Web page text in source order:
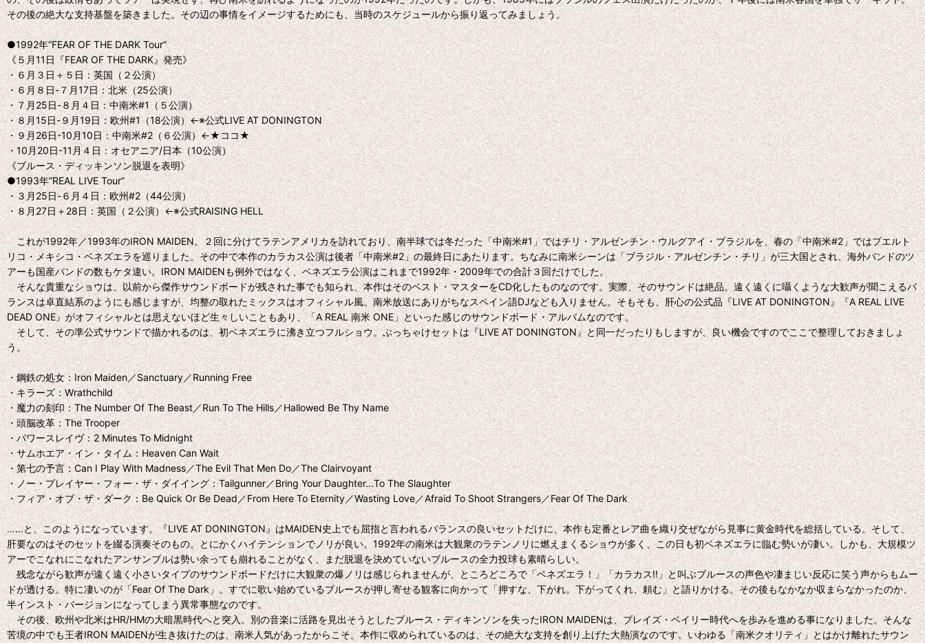
その後の絶大な支持基盤を築きました。その辺の事情をイメージするためにも、当時のスケジュールから振り返ってみましょう。
●1992年“FEAR OF THE DARK Tour”
《５月11日『FEAR OF THE DARK』発売》
・６月３日＋５日：英国（２公演）
・６月８日-７月17日：北米（25公演）
・７月25日-８月４日：中南米#1（５公演）
・８月15日-９月19日：欧州#1（18公演）←※公式LIVE AT DONINGTON
・９月26日-10月10日：中南米#2（６公演）←★ココ★
・10月20日-11月４日：オセアニア/日本（10公演）
《ブルース・ディッキンソン脱退を表明》
●1993年”REAL LIVE Tour”
・３月25日-６月４日：欧州#2（44公演）
・８月27日＋28日：英国（２公演）←※公式RAISING HELL
これが1992年／1993年のIRON MAIDEN。２回に分けてラテンアメリカを訪れており、南半球では冬だった「中南米#1」ではチリ・アルゼンチン・ウルグアイ・ブラジルを、春の「中南米#2」ではプエルト
リコ・メキシコ・ベネズエラを巡りました。その中で本作のカラカス公演は後者「中南米#2」の最終日にあたります。ちなみに南米シーンは「ブラジル・アルゼンチン・チリ」が三大国とされ、海外バンドのツ
アーも国産バンドの数もケタ違い。IRON MAIDENも例外ではなく、ベネズエラ公演はこれまで1992年・2009年での合計３回だけでした。
そんな貴重なショウは、以前から傑作サウンドボードが残された事でも知られ、本作はそのベスト・マスターをCD化したものなのです。実際、そのサウンドは絶品。遠く遠くに囁くような大歓声が聞こえるバ
ランスは卓直結系のようにも感じますが、均整の取れたミックスはオフィシャル風。南米放送にありがちなスペイン語DJなども入りません。そもそも、肝心の公式品『LIVE AT DONINGTON』『A REAL LIVE
DEAD ONE』がオフィシャルとは思えないほど生々しいこともあり、「A REAL 南米 ONE」といった感じのサウンドボード・アルバムなのです。
そして、その準公式サウンドで描かれるのは、初ベネズエラに沸き立つフルショウ。ぶっちゃけセットは『LIVE AT DONINGTON』と同一だったりもしますが、良い機会ですのでここで整理しておきましょ
う。
・鋼鉄の処女：Iron Maiden／Sanctuary／Running Free
・キラーズ：Wrathchild
・魔力の刻印：The Number Of The Beast／Run To The Hills／Hallowed Be Thy Name
・頭脳改革：The Trooper
・パワースレイヴ：2 Minutes To Midnight
・サムホエア・イン・タイム：Heaven Can Wait
・第七の予言：Can I Play With Madness／The Evil That Men Do／The Clairvoyant
・ノー・プレイヤー・フォー・ザ・ダイイング：Tailgunner／Bring Your Daughter...To The Slaughter
・フィア・オブ・ザ・ダーク：Be Quick Or Be Dead／From Here To Eternity／Wasting Love／Afraid To Shoot Strangers／Fear Of The Dark
……と、このようになっています。『LIVE AT DONINGTON』はMAIDEN史上でも屈指と言われるバランスの良いセットだけに、本作も定番とレア曲を織り交ぜながら見事に黄金時代を総括している。そして、
肝要なのはそのセットを綴る演奏そのもの。とにかくハイテンションでノリが良い。1992年の南米は大観衆のラテンノリに燃えまくるショウが多く、この日も初ベネズエラに臨む勢いが凄い。しかも、大規模ツ
アーでこなれにこなれたアンサンブルは勢い余っても崩れることがなく、まだ脱退を決めていないブルースの全力投球も素晴らしい。
残念ながら歓声が遠く遠く小さいタイプのサウンドボードだけに大観衆の爆ノリは感じられませんが、ところどころで「ベネズエラ！」「カラカス!!」と叫ぶブルースの声色や凄まじい反応に笑う声からもムー
ドが透ける。特に凄いのが「Fear Of The Dark」。すでに歌い始めているブルースが押し寄せる観客に向かって「押すな、下がれ。下がってくれ、頼む」と語りかける。その後もなかなか収まらなかったのか、
半インスト・バージョンになってしまう異常事態なのです。
その後、欧州や北米はHR/HMの大暗黒時代へと突入。別の音楽に活路を見出そうとしたブルース・ディキンソンを失ったIRON MAIDENは、ブレイズ・ベイリー時代へを歩みを進める事になりました。そんな
苦境の中でも王者IRON MAIDENが生き抜けたのは、南米人気があったからこそ。本作に収められているのは、その絶大な支持を創り上げた大熱演なのです。いわゆる「南米クオリティ」とはかけ離れたサウン